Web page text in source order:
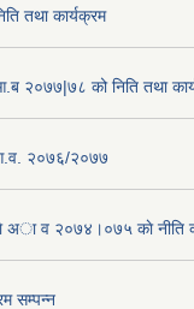
तथा कार्यक्रम
२०७७|७८ को निति तथा
२०७६/२०७७
अा‍ व २०७४।०७५ काे नीति
सम्पन्न